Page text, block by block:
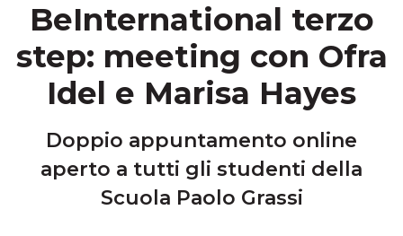
BeInternational terzo
step: meeting con Ofra
Idel e Marisa Hayes
Doppio appuntamento online
aperto a tutti gli studenti della
Scuola Paolo Grassi